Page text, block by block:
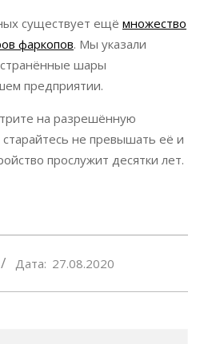
существует ещё множество
фаркопов. Мы указали
шары
предприятии.
на разрешённую
старайтесь не превышать её и
прослужит десятки лет.
Дата: 27.08.2020